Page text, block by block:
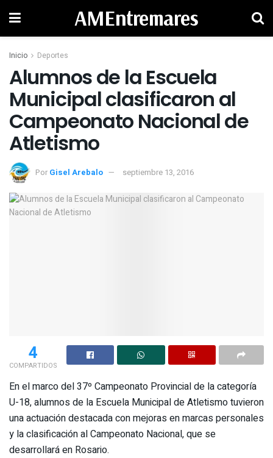
AMEntremares
Inicio Deportes
Alumnos de la Escuela
Municipal clasificaron al
Campeonato Nacional de
Atletismo
Por Gisel Arebalo septiembre 13, 2016
4
COMPARTIDOS
En el marco del 37º Campeonato Provincial de la categoría
U-18, alumnos de la Escuela Municipal de Atletismo tuvieron
una actuación destacada con mejoras en marcas personales
y la clasificación al Campeonato Nacional, que se
desarrollará en Rosario.